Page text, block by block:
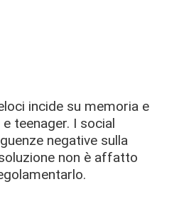
incide su memoria e
teenager. I social
negative sulla
non è affatto
​.